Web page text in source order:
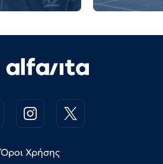
Όροι Χρήσης